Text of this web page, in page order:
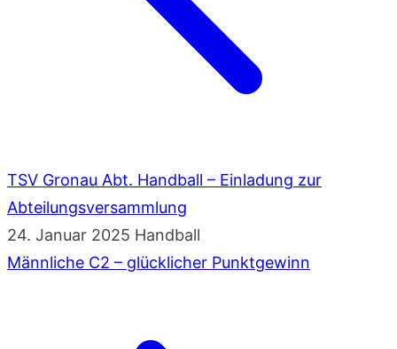
TSV Gronau Abt. Handball – Einladung zur
Abteilungsversammlung
24. Januar 2025 Handball
Männliche C2 – glücklicher Punktgewinn